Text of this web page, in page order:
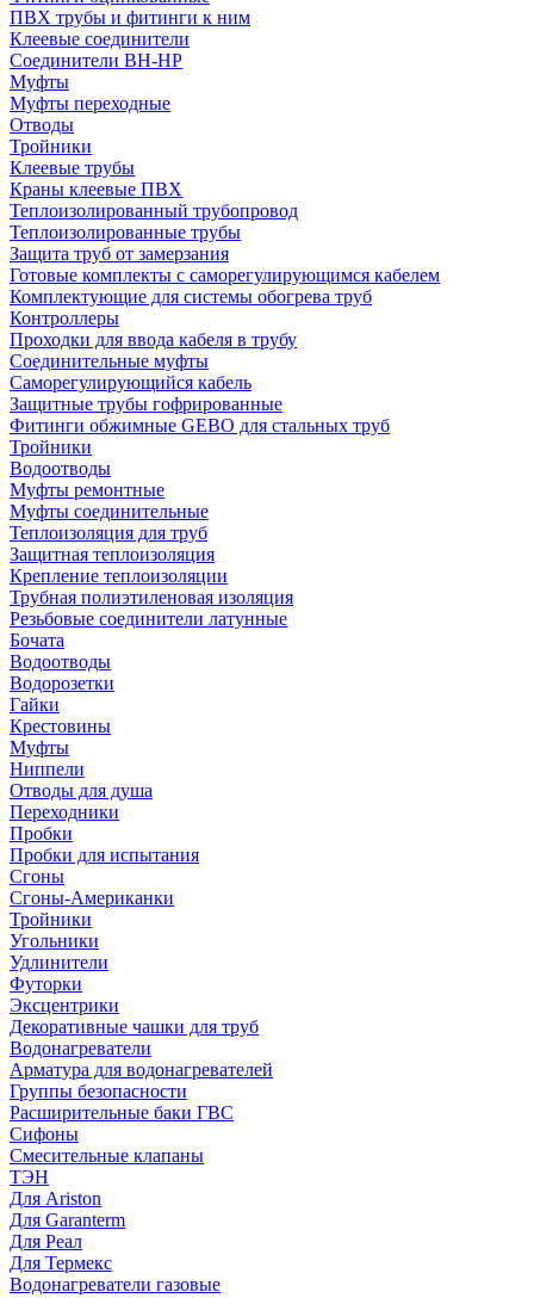
ПВХ трубы и фитинги к ним
Клеевые соединители
Соединители ВН-НР
Муфты
Муфты переходные
Отводы
Тройники
Клеевые трубы
Краны клеевые ПВХ
Теплоизолированный трубопровод
Теплоизолированные трубы
Защита труб от замерзания
Готовые комплекты с саморегулирующимся кабелем
Комплектующие для системы обогрева труб
Контроллеры
Проходки для ввода кабеля в трубу
Соединительные муфты
Саморегулирующийся кабель
Защитные трубы гофрированные
Фитинги обжимные GEBO для стальных труб
Тройники
Водоотводы
Муфты ремонтные
Муфты соединительные
Теплоизоляция для труб
Защитная теплоизоляция
Крепление теплоизоляции
Трубная полиэтиленовая изоляция
Резьбовые соединители латунные
Бочата
Водоотводы
Водорозетки
Гайки
Крестовины
Муфты
Ниппели
Отводы для душа
Переходники
Пробки
Пробки для испытания
Сгоны
Сгоны-Американки
Тройники
Угольники
Удлинители
Футорки
Эксцентрики
Декоративные чашки для труб
Водонагреватели
Арматура для водонагревателей
Группы безопасности
Расширительные баки ГВС
Сифоны
Смесительные клапаны
ТЭН
Для Ariston
Для Garanterm
Для Реал
Для Термекс
Водонагреватели газовые